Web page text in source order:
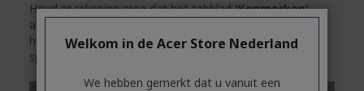
Houd er rekening mee dat het tabblad'Kenmerken'
algemene informatie over de productserie bevat.
het tabblad'Specificaties'voor de exacte technische
specificaties van het geselecteerde model.
Welkom in de Acer Store Nederland
We hebben gemerkt dat u vanuit een